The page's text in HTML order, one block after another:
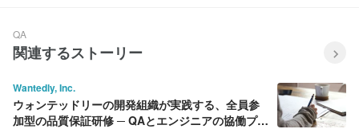
QA
関連するストーリー
Wantedly, Inc.
ウォンテッドリーの開発組織が実践する、全員参
加型の品質保証研修 ─ QAとエンジニアの協働プロ